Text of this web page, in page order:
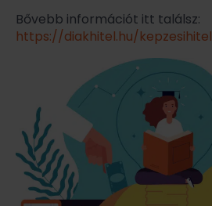
Bővebb információt itt találsz:
https://diakhitel.hu/kepzesihitel